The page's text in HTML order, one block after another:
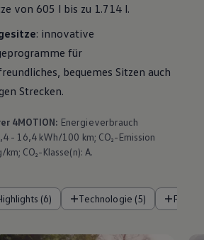
von 605 l bis zu 1.714 l.
: innovative
für
bequemes Sitzen auch
Strecken.
4MOTION: Energieverbrauch
- 16,4 kWh/100 km; CO₂-Emission
CO₂-Klasse(n): A.
Highlights (6) Technologie (5)